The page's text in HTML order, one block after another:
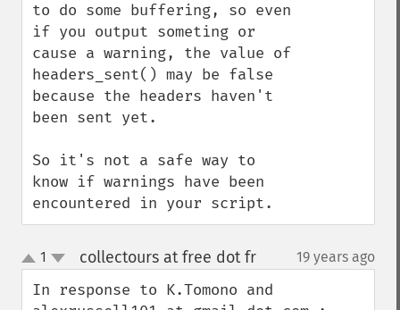
to do some buffering, so even
if you output someting or
cause a warning, the value of
headers_sent() may be false
because the headers haven't
been sent yet.
So it's not a safe way to
know if warnings have been
encountered in your script.
up
down
1 collectours at free dot fr¶ 19 years ago
In response to K.Tomono and